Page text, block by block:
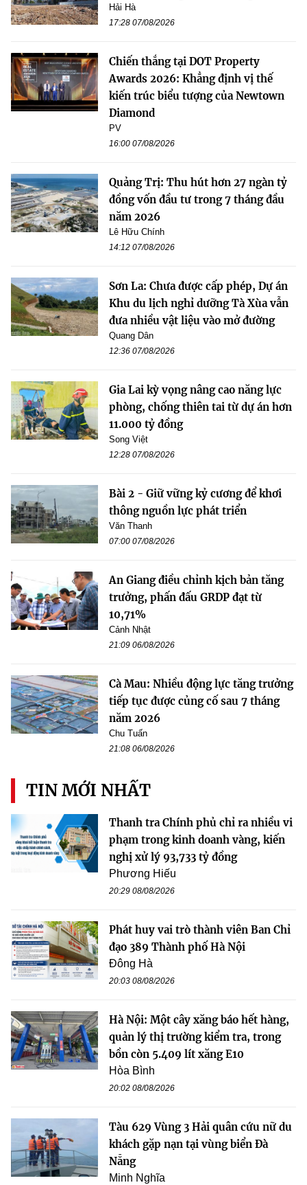
Hải Hà
17:28 07/08/2026
Chiến thắng tại DOT Property
Awards 2026: Khẳng định vị thế
kiến trúc biểu tượng của Newtown
Diamond
PV
16:00 07/08/2026
Quảng Trị: Thu hút hơn 27 ngàn tỷ
đồng vốn đầu tư trong 7 tháng đầu
năm 2026
Lê Hữu Chính
14:12 07/08/2026
Sơn La: Chưa được cấp phép, Dự án
Khu du lịch nghỉ dưỡng Tà Xùa vẫn
đưa nhiều vật liệu vào mở đường
Quang Dân
12:36 07/08/2026
Gia Lai kỳ vọng nâng cao năng lực
phòng, chống thiên tai từ dự án hơn
11.000 tỷ đồng
Song Việt
12:28 07/08/2026
Bài 2 - Giữ vững kỷ cương để khơi
thông nguồn lực phát triển
Văn Thanh
07:00 07/08/2026
An Giang điều chỉnh kịch bản tăng
trưởng, phấn đấu GRDP đạt từ
10,71%
Cảnh Nhật
21:09 06/08/2026
Cà Mau: Nhiều động lực tăng trưởng
tiếp tục được củng cố sau 7 tháng
năm 2026
Chu Tuấn
21:08 06/08/2026
TIN MỚI NHẤT
Thanh tra Chính phủ chỉ ra nhiều vi
phạm trong kinh doanh vàng, kiến
nghị xử lý 93,733 tỷ đồng
Phương Hiếu
20:29 08/08/2026
Phát huy vai trò thành viên Ban Chỉ
đạo 389 Thành phố Hà Nội
Đông Hà
20:03 08/08/2026
Hà Nội: Một cây xăng báo hết hàng,
quản lý thị trường kiểm tra, trong
bồn còn 5.409 lít xăng E10
Hòa Bình
20:02 08/08/2026
Tàu 629 Vùng 3 Hải quân cứu nữ du
khách gặp nạn tại vùng biển Đà
Nẵng
Minh Nghĩa